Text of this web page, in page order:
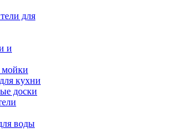
для
и
кухни
доски
воды